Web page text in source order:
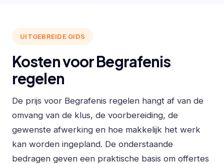
UITGEBREIDE GIDS
Kosten voor Begrafenis
regelen
De prijs voor Begrafenis regelen hangt af van de
omvang van de klus, de voorbereiding, de
gewenste afwerking en hoe makkelijk het werk
kan worden ingepland. De onderstaande
bedragen geven een praktische basis om offertes